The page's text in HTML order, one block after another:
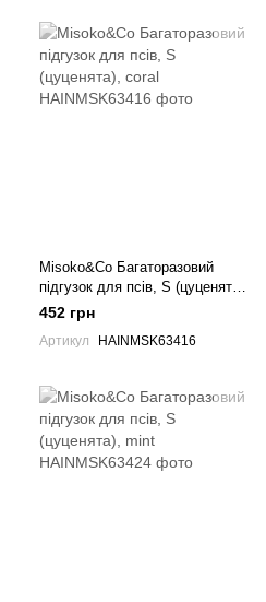
Misoko&Co Багаторазовий
підгузок для псів, S (цуценята),
coral
452 грн
Артикул HAINMSK63416